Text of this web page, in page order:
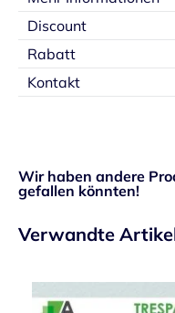
Discount
Rabatt
Kontakt
Wir haben andere
gefallen könnten!
Verwandte